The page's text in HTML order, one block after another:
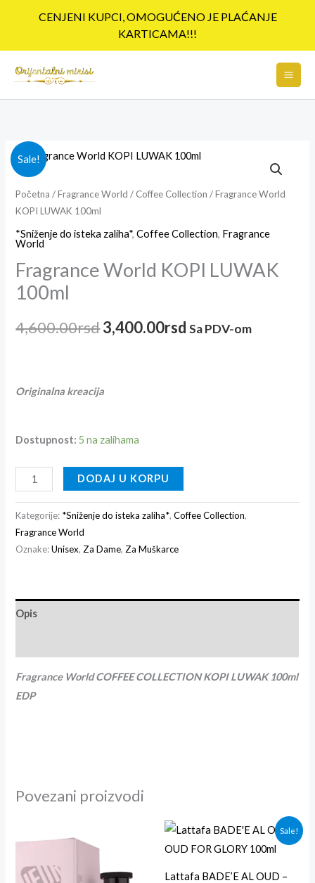
CENJENI KUPCI, OMOGUĆENO JE PLAĆANJE
KARTICAMA!!!
Sale!
Početna /Fragrance World / Coffee Collection / Fragrance World
KOPI LUWAK 100ml
*Sniženje do isteka zaliha*,Coffee Collection, Fragrance
World
Fragrance World KOPI LUWAK
100ml
4,600.00rsd
Originalna
cena
bila:
4,600.00rsd.
3,400.00rsd
Trenutna
cena
3,400.00rsd.
Sa PDV-om
Originalna kreacija
Dostupnost: 5 na zalihama
Fragrance
World
KOPI
LUWAK
100ml
količina
DODAJ U KORPU
Kategorije: *Sniženje do isteka zaliha*,Coffee Collection,
Fragrance World
Oznake:Unisex,Za Dame,Za Muškarce
Opis
Fragrance World COFFEE COLLECTION KOPI LUWAK100ml
EDP
Povezani proizvodi
Sale!
Lattafa BADE’E AL OUD –
Originalna
cena
je
4,200.00rsd.
Trenutna
cena
je: